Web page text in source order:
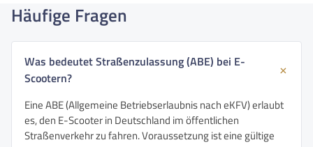
Häufige Fragen
Was bedeutet Straßenzulassung (ABE) bei E-
Scootern?
Eine ABE (Allgemeine Betriebserlaubnis nach eKFV) erlaubt
es, den E-Scooter in Deutschland im öffentlichen
Straßenverkehr zu fahren. Voraussetzung ist eine gültige